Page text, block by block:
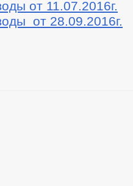
от 11.07.2016г.
от 28.09.2016г.